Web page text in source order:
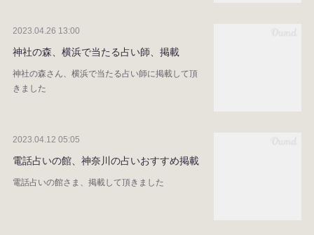
2023.04.26 13:00
神社の森、横浜で当たる占い師、掲載
神社の森さん、横浜で当たる占い師に掲載して頂
きました
2023.04.12 05:05
電話占いの館、神奈川の占いおすすめ掲載
電話占いの館さま、掲載して頂きました